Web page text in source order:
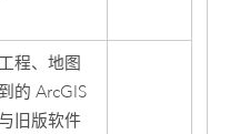
程、地图
的 ArcGIS
旧版软件